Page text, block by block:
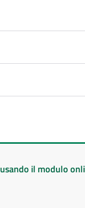
usando il modulo